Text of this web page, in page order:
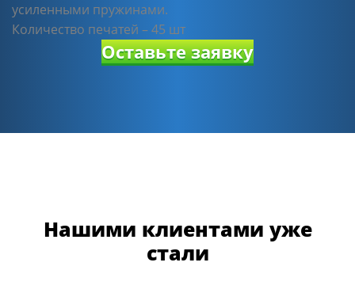
усиленными пружинами.
Количество печатей – 45 шт
Оставьте заявку
Нашими клиентами уже
стали